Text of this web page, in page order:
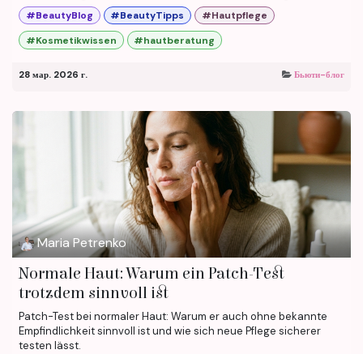
#BeautyBlog #BeautyTipps
#Hautpflege
#Kosmetikwissen
#hautberatung
28 мар. 2026 г. Бьюти-блог
Maria Petrenko
Normale Haut: Warum ein Patch-Test
trotzdem sinnvoll ist
Patch-Test bei normaler Haut: Warum er auch ohne bekannte
Empfindlichkeit sinnvoll ist und wie sich neue Pflege sicherer
testen lässt.